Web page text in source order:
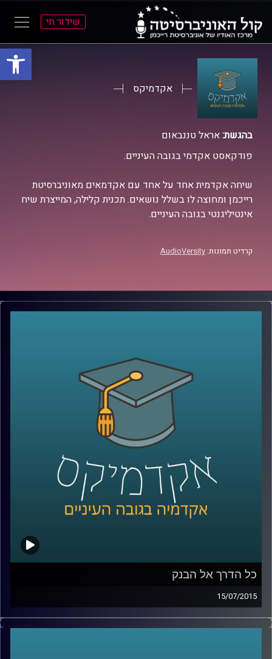
פתח
שידור חי
אקדמיקס
בהגשת:אראל טננבאום
פודקאסט אקדמי בגובה העיניים.
שיחה אקדמית אחד על אחד עם אקדמאים מאוניברסיטת
רייכמן ומחוצה לו בשלל נושאים. תכנית קלילה, המייצרת שיח
אינטיליגנטי בגובה העיניים.
קרדיט תמונות: AudioVersity
כל הדרך אל הבנק
15/07/2015
נדין בודו טרכטנברג, המשנה לנגידת בנק